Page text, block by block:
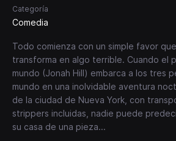
Categoría
Comedia
Todo comienza con un simple favor
transforma en algo terrible. Cuando el
mundo (Jonah Hill) embarca a los tres
mundo en una inolvidable aventura
de la ciudad de Nueva York, con
strippers incluidas, nadie puede
su casa de una pieza...